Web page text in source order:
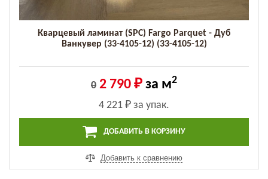
Кварцевый ламинат (SPC) Fargo Parquet - Дуб
Ванкувер (33-4105-12) (33-4105-12)
0 2 790 ₽ за м2
4 221 ₽ за упак.
ДОБАВИТЬ В КОРЗИНУ
Добавить к сравнению